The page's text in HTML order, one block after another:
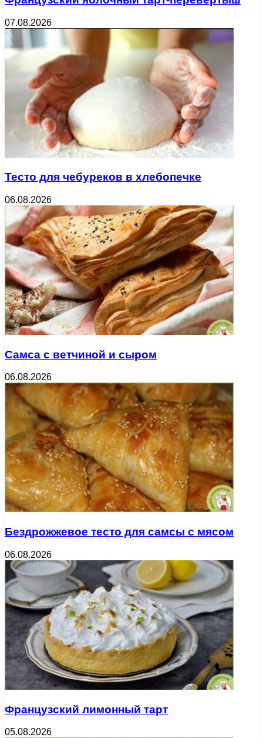
07.08.2026
Тесто для чебуреков в хлебопечке
06.08.2026
Самса с ветчиной и сыром
06.08.2026
Бездрожжевое тесто для самсы с мясом
06.08.2026
Французский лимонный тарт
05.08.2026